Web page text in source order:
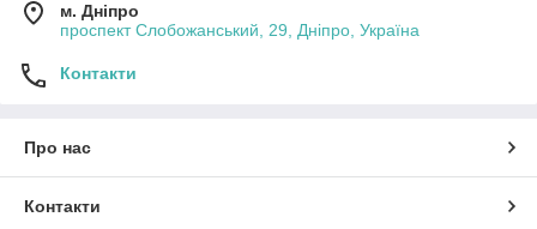
м. Дніпро
проспект Слобожанський, 29, Дніпро, Україна
Контакти
Про нас
Контакти